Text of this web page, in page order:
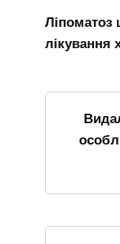
Ліпоматоз
лікування